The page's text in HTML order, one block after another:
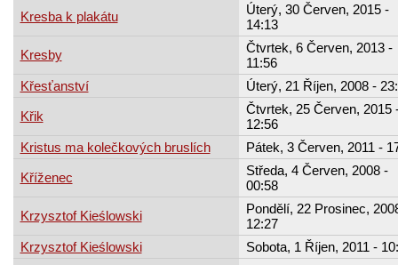
Kresba k plakátu
Úterý, 30 Červen, 2015 -
14:13
Kresby
Čtvrtek, 6 Červen, 2013 -
11:56
Křesťanství
Úterý, 21 Říjen, 2008 -
Křik
Čtvrtek, 25 Červen, 2015
12:56
Kristus ma kolečkových bruslích
Pátek, 3 Červen, 2011 -
Kříženec
Středa, 4 Červen, 2008 -
00:58
Krzysztof Kieślowski
Pondělí, 22 Prosinec,
12:27
Krzysztof Kieślowski
Sobota, 1 Říjen, 2011 -